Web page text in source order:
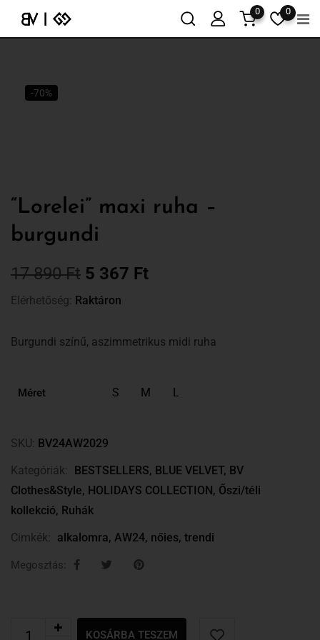
0
0
-70%
“Lorelei” maxi ruha –
burgundi
17 890Ft 5 367 Ft
Elérhetőség: Raktáron
Burgundi színű, aszimmetrikus midi ruha
Méret S M L
SKU: BV24AW2029
Kategóriák:
BESTSELLERS, BLUE VELVET, BV
Clothes&Style, HOLIDAYS COLLECTION, Őszi/téli
kollekció, Ruhák
Cimkék:
alkalomra, AW24, nőies, trendi
Megosztás:
KOSÁRBA TESZEM